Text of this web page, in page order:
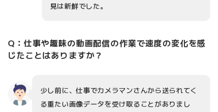
見は新鮮でした。
Q：仕事や趣味の動画配信の作業で速度の変化を感
じたことはありますか？
少し前に、仕事でカメラマンさんから送られてく
る重たい画像データを受け取ることがありまし